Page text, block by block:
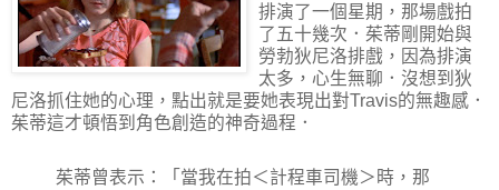
排演了一個星期，那場戲拍
了五十幾次．茱蒂剛開始與
勞勃狄尼洛排戲，因為排演
太多，心生無聊．沒想到狄
尼洛抓住她的心理，點出就是要她表現出對Travis的無趣感．
茱蒂這才頓悟到角色創造的神奇過程．
茱蒂曾表示：「當我在拍＜計程車司機＞時，那